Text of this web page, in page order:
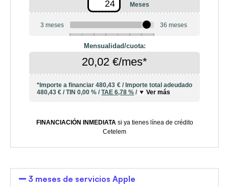
Meses
3 meses 36 meses
Mensualidad/cuota:
20,02 €/mes*
*Importe a financiar480,43 € /Importe total adeudado
480,43 € /TIN0,00 % /TAE6,78 % / Ver más
FINANCIACIÓN INMEDIATAsi ya tienes línea de crédito
Cetelem
3 meses de servicios Apple